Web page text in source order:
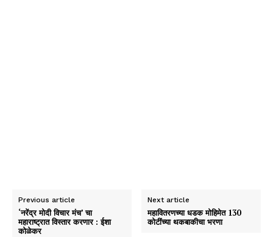
Previous article
‘नरेंद्र मोदी विचार मंच’ चा
महाराष्ट्रात विस्तार करणार : ईशा
कोळेकर
Next article
महावितरणच्या धडक मोहिमेत 130
कोटींच्या थकबाकीचा भरणा